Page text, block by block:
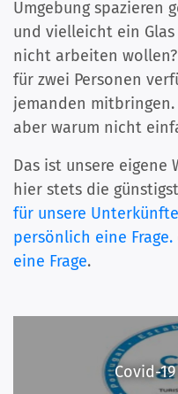
Umgebung spazieren
und vielleicht ein
nicht arbeiten
für zwei Personen
jemanden mitbringen.
aber warum nicht
Das ist unsere eigene
hier stets die
für unsere
persönlich eine Frage.
eine Frage.
Covid-